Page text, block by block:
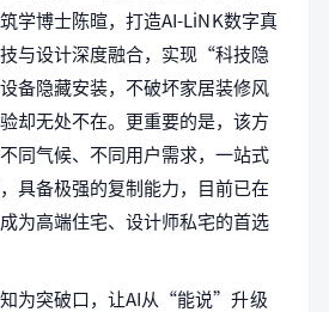
学博士陈暄，打造AI-LiNK数字真
与设计深度融合，实现“科技隐
隐藏安装，不破坏家居装修风
却无处不在。更重要的是，该方
同气候、不同用户需求，一站式
具备极强的复制能力，目前已在
为高端住宅、设计师私宅的首选
为突破口，让AI从“能说”升级